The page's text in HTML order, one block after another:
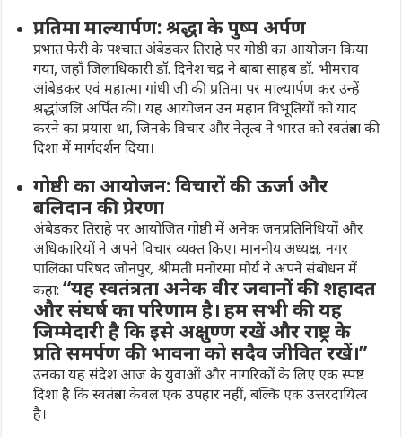
प्रतिमा माल्यार्पण: श्रद्धा के पुष्प अर्पण
प्रभात फेरी के पश्चातअंबेडकर तिराहे पर गोष्ठीका आयोजन किया
गया, जहाँ जिलाधिकारी डॉ. दिनेश चंद्र नेबाबा साहब डॉ. भीमराव
आंबेडकरएवंमहात्मा गांधीजी की प्रतिमा पर माल्यार्पण कर उन्हें
श्रद्धांजलि अर्पित की। यह आयोजन उन महान विभूतियों को याद
करने का प्रयास था, जिनके विचार और नेतृत्व ने भारत को स्वतंत्रता की
दिशा में मार्गदर्शन दिया।
गोष्ठी का आयोजन: विचारों की ऊर्जा और
बलिदान की प्रेरणा
अंबेडकर तिराहे पर आयोजित गोष्ठी में अनेक जनप्रतिनिधियों और
अधिकारियों ने अपने विचार व्यक्त किए।माननीय अध्यक्ष, नगर
पालिका परिषद जौनपुर, श्रीमती मनोरमा मौर्यने अपने संबोधन में
कहा:“यह स्वतंत्रता अनेक वीर जवानों की शहादत
और संघर्ष का परिणाम है। हम सभी की यह
जिम्मेदारी है कि इसे अक्षुण्ण रखें और राष्ट्र के
प्रति समर्पण की भावना को सदैव जीवित रखें।”
उनका यह संदेश आज के युवाओं और नागरिकों के लिए एक स्पष्ट
दिशा है कि स्वतंत्रता केवल एक उपहार नहीं, बल्कि एक उत्तरदायित्व
है।